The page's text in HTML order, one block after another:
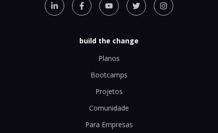
build the change
Planos
Bootcamps
Projetos
Comunidade
Para Empresas